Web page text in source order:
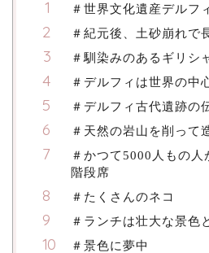
＃世界文化遺産デルフ
＃紀元後、土砂崩れで
＃馴染みのあるギリシ
＃デルフィは世界の中
＃デルフィ古代遺跡の
＃天然の岩山を削って
＃かつて5000人もの
階段席
＃たくさんのネコ
＃ランチは壮大な景色
＃景色に夢中